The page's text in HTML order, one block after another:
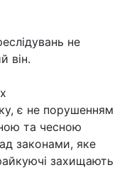
не
він.
є не порушенням
та чесною
законами, яке
захищають